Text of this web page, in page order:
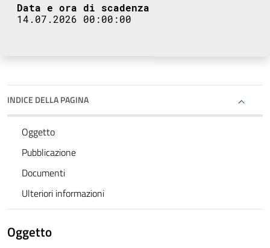
Data e ora di scadenza
14.07.2026 00:00:00
INDICE DELLA PAGINA
Oggetto
Pubblicazione
Documenti
Ulteriori informazioni
Oggetto